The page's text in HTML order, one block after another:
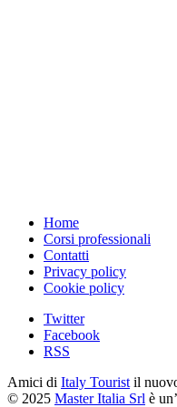
Home
Corsi professionali
Contatti
Privacy policy
Cookie policy
Twitter
Facebook
RSS
Amici di Italy Tourist il
© 2025 Master Italia Srl è